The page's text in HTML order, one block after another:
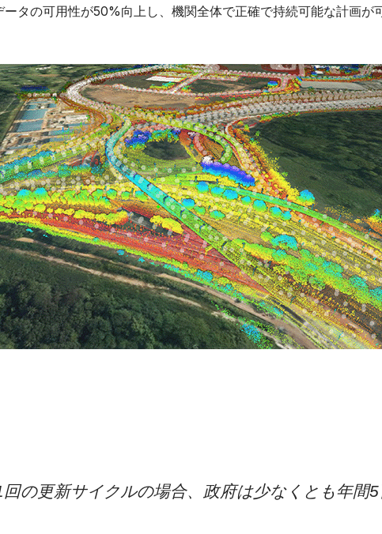
タの可用性が50%向上し、機関全体で正確で持続可能な計画が
の更新サイクルの場合、政府は少なくとも年間